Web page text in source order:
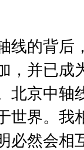
的背后
，并已成
北京中轴
世界。我
必然会相